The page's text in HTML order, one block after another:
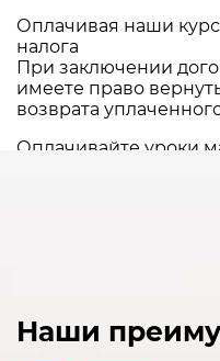
Оплачивая наши
налога
При заключении
имеете право
возврата
Оплачивайте уроки
Наши